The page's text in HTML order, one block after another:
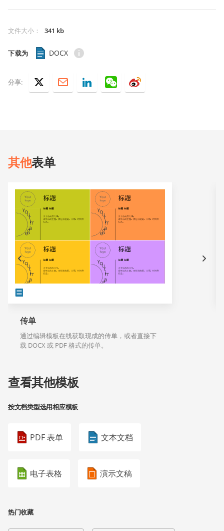
文件大小 ： 341 kb
下载为 DOCX
分享:
其他表单
传单
通过编辑模板在线获取现成的传单，或者直接下
载 DOCX 或 PDF 格式的传单。
查看其他模板
按文档类型选用相应模板
PDF 表单 文本文档
电子表格 演示文稿
热门收藏